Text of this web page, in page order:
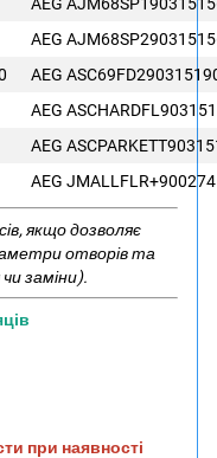
AEG
AEG
AEG
AEG
AEG
якщо дозволяє
отворів та
заміни).
при наявності